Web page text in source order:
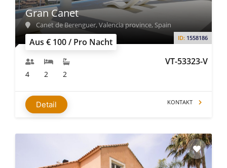
Aus € 100 / Pro Nacht ID: 1558186
VT-53323-V
Gran Canet
Canet de Berenguer, Valencia province, Spain
4 2 2
Detail KONTAKT